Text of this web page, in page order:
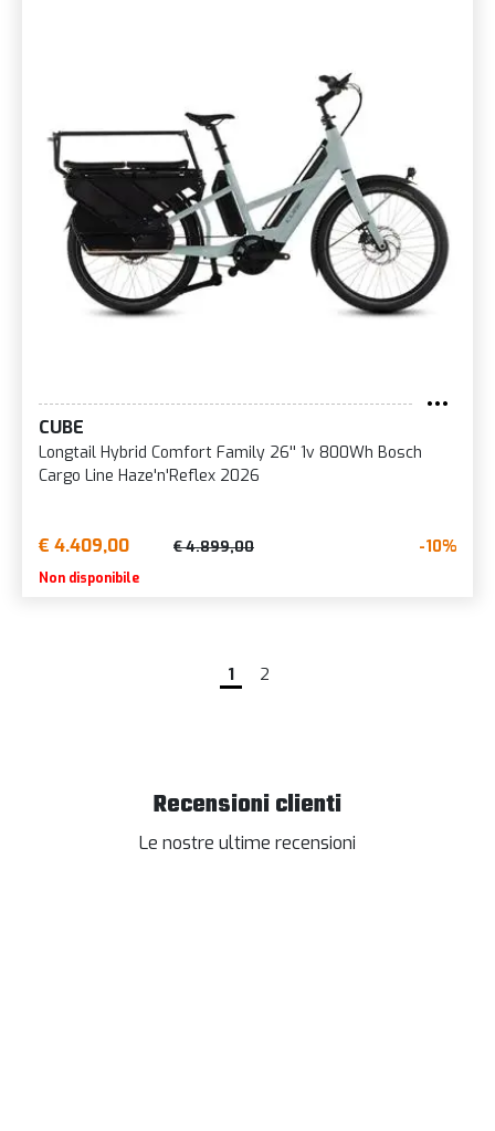
CUBE
Longtail Hybrid Comfort Family 26'' 1v 800Wh Bosch
Cargo Line Haze'n'Reflex 2026
€ 4.409,00 € 4.899,00 -10%
Non disponibile
1 2
Recensioni clienti
Le nostre ultime recensioni